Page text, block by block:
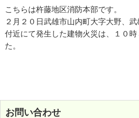
こちらは杵藤地区消防本部です。
２月２０日武雄市山内町大字大野、
付近にて発生した建物火災は、１０
た。
お問い合わせ